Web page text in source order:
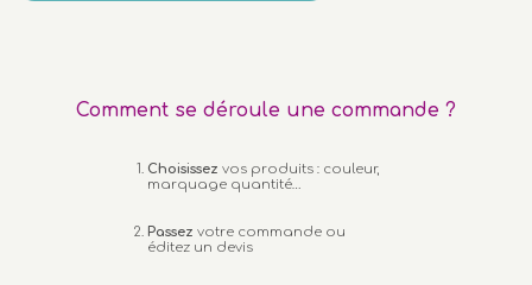
Comment se déroule une commande ?
Choisissez vos produits : couleur,
marquage quantité…
Passez votre commande ou
éditez un devis